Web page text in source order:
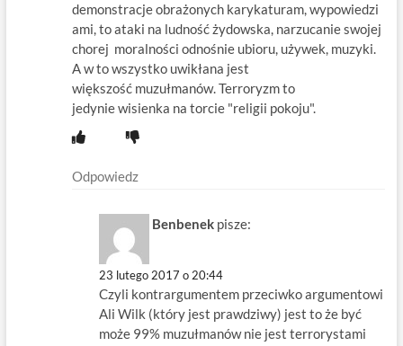
demonstracje obrażonych karykaturam, wypowiedzi
ami, to ataki na ludność żydowska, narzucanie swojej
chorej moralności odnośnie ubioru, używek, muzyki.
A w to wszystko uwikłana jest
większość muzułmanów. Terroryzm to
jedynie wisienka na torcie "religii pokoju".
Odpowiedz
Benbenek pisze:
23 lutego 2017 o 20:44
Czyli kontrargumentem przeciwko argumentowi
Ali Wilk (który jest prawdziwy) jest to że być
może 99% muzułmanów nie jest terrorystami